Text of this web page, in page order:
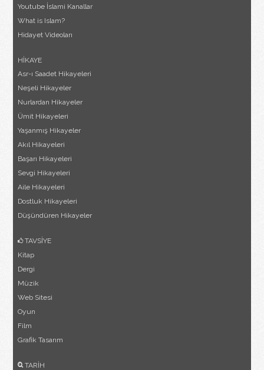
Youtube İslami Kanallar
What is Islam?
Hidayet Videoları
HİKAYE
Asr-ı Saadet Hikayeleri
Neşeli Hikayeler
Nurlardan Hikayeler
Ümit Hikayeleri
Yaşanmış Hikayeler
Akıl Hikayeleri
Başarı Hikayeleri
Sevgi Hikayeleri
Aile Hikayeleri
Dostluk Hikayeleri
Düşündüren Hikayeler
TAVSİYE
Kitap
Dergi
Müzik
Web Sitesi
Oyun
Film
Grafik Tasarım
TARİH